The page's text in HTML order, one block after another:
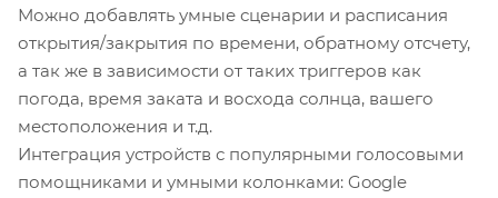
Можно добавлять умные сценарии и расписания
открытия/закрытия по времени, обратному отсчету,
а так же в зависимости от таких триггеров как
погода, время заката и восхода солнца, вашего
местоположения и т.д.
Интеграция устройств с популярными голосовыми
помощниками и умными колонками: Google